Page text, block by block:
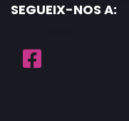
SEGUEIX-NOS A: